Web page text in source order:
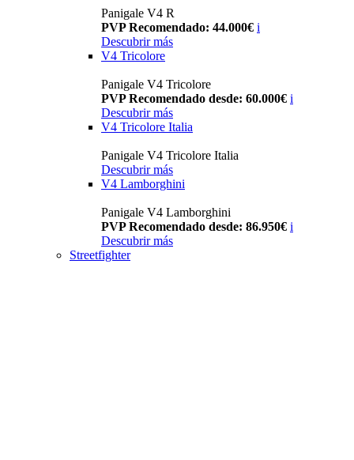
Panigale V4 R
PVP Recomendado: 44.000€ i
Descubrir más
V4 Tricolore
Panigale V4 Tricolore
PVP Recomendado desde: 60.000€ i
Descubrir más
V4 Tricolore Italia
Panigale V4 Tricolore Italia
Descubrir más
V4 Lamborghini
Panigale V4 Lamborghini
PVP Recomendado desde: 86.950€ i
Descubrir más
Streetfighter